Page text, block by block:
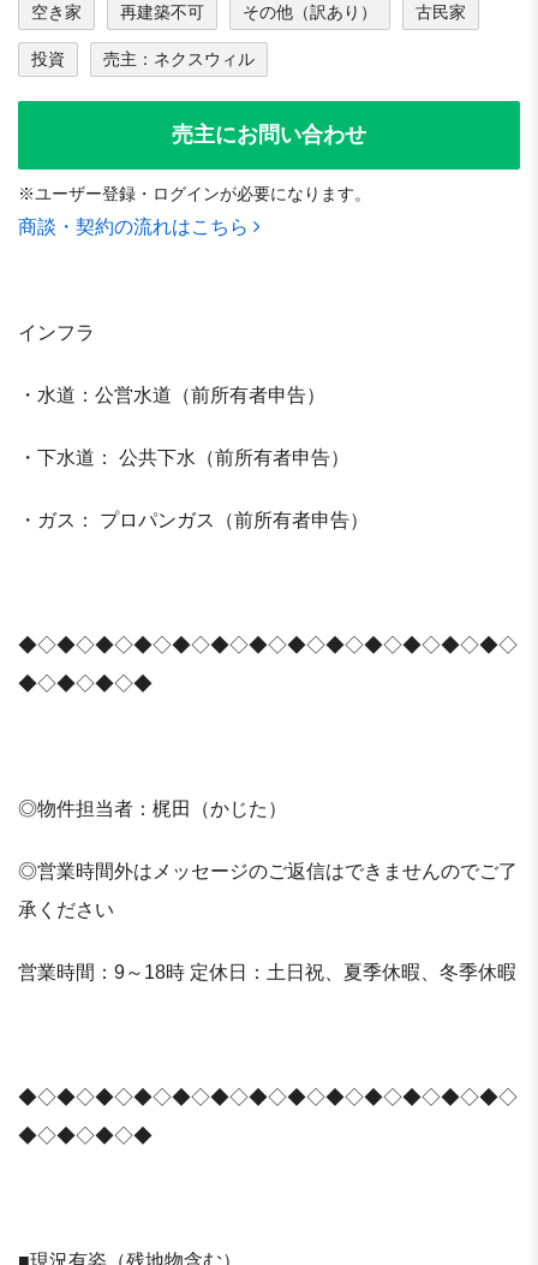
空き家 再建築不可 その他（訳あり） 古民家
投資 売主：ネクスウィル
売主にお問い合わせ
※ユーザー登録・ログインが必要になります。
商談・契約の流れはこちら
インフラ
・水道：公営水道（前所有者申告）
・下水道： 公共下水（前所有者申告）
・ガス： プロパンガス（前所有者申告）
◆◇◆◇◆◇◆◇◆◇◆◇◆◇◆◇◆◇◆◇◆◇◆◇◆◇
◆◇◆◇◆◇◆
◎物件担当者：梶田（かじた）
◎営業時間外はメッセージのご返信はできませんのでご了
承ください
営業時間：9～18時 定休日：土日祝、夏季休暇、冬季休暇
◆◇◆◇◆◇◆◇◆◇◆◇◆◇◆◇◆◇◆◇◆◇◆◇◆◇
◆◇◆◇◆◇◆
■現況有姿（残地物含む）